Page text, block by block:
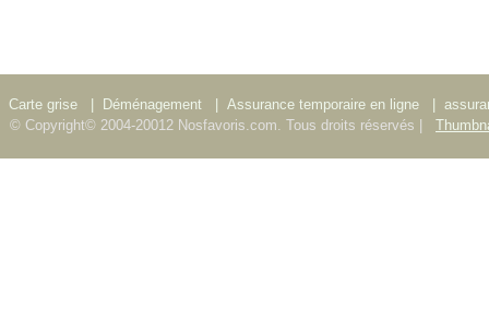
Carte grise Déménagement Assurance temporaire en ligne
© Copyright© 2004-20012 Nosfavoris.com. Tous droits réservés |